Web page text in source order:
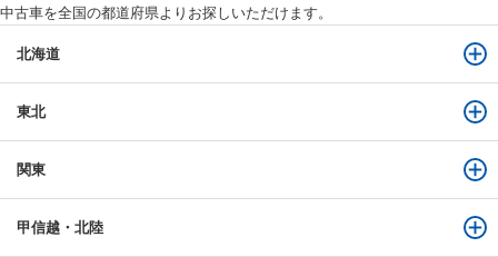
中古車を全国の都道府県よりお探しいただけます。
北海道
東北
関東
甲信越・北陸